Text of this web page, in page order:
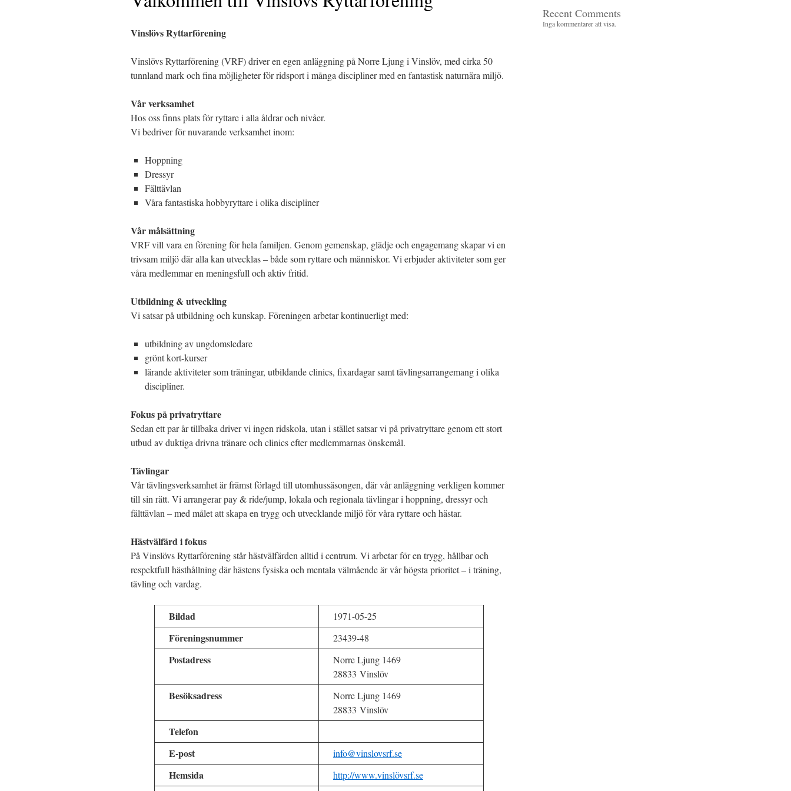
Vinslövs Ryttarförening
Vinslövs Ryttarförening (VRF) driver en egen anläggning på Norre Ljung i Vinslöv, med cirka 50
tunnland mark och fina möjligheter för ridsport i många discipliner med en fantastisk naturnära miljö.
Vår verksamhet
Hos oss finns plats för ryttare i alla åldrar och nivåer.
Vi bedriver för nuvarande verksamhet inom:
Hoppning
Dressyr
Fälttävlan
Våra fantastiska hobbyryttare i olika discipliner
Vår målsättning
VRF vill vara en förening för hela familjen. Genom gemenskap, glädje och engagemang skapar vi en
trivsam miljö där alla kan utvecklas – både som ryttare och människor. Vi erbjuder aktiviteter som ger
våra medlemmar en meningsfull och aktiv fritid.
Utbildning & utveckling
Vi satsar på utbildning och kunskap. Föreningen arbetar kontinuerligt med:
utbildning av ungdomsledare
grönt kort-kurser
lärande aktiviteter som träningar, utbildande clinics, fixardagar samt tävlingsarrangemang i olika
discipliner.
Fokus på privatryttare
Sedan ett par år tillbaka driver vi ingen ridskola, utan i stället satsar vi på privatryttare genom ett stort
utbud av duktiga drivna tränare och clinics efter medlemmarnas önskemål.
Tävlingar
Vår tävlingsverksamhet är främst förlagd till utomhussäsongen, där vår anläggning verkligen kommer
till sin rätt. Vi arrangerar pay & ride/jump, lokala och regionala tävlingar i hoppning, dressyr och
fälttävlan – med målet att skapa en trygg och utvecklande miljö för våra ryttare och hästar.
Hästvälfärd i fokus
På Vinslövs Ryttarförening står hästvälfärden alltid i centrum. Vi arbetar för en trygg, hållbar och
respektfull hästhållning där hästens fysiska och mentala välmående är vår högsta prioritet – i träning,
tävling och vardag.
Bildad 1971-05-25
Föreningsnummer 23439-48
Postadress
Norre Ljung 1469
28833 Vinslöv
Besöksadress
Norre Ljung 1469
28833 Vinslöv
Telefon
E-post
info@vinslovsrf.se
Hemsida http://www.vinslövsrf.se
Recent Comments
Inga kommentarer att visa.